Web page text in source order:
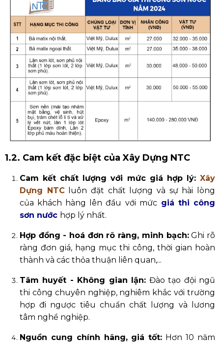
1.2. Cam kết đặc biệt của Xây Dựng NTC
Cam kết chất lượng với mức giá hợp lý: Xây
Dựng NTCluôn đặt chất lượng và sự hài lòng
của khách hàng lên đầu với mứcgiá thi công
sơn nước hợp lý nhất.
Hợp đồng - hoá đơn rõ ràng, minh bạch:Ghi rõ
ràng đơn giá, hạng mục thi công, thời gian hoàn
thành và các thỏa thuận liên quan,...
Tâm huyết - Không gian lận: Đào tạo đội ngũ
thi công chuyên nghiệp, nghiêm khắc với trường
hợp đi ngược tiêu chuẩn chất lượng và lương
tâm nghề nghiệp.
Nguồn cung chính hãng, giá tốt: Hơn 10 năm